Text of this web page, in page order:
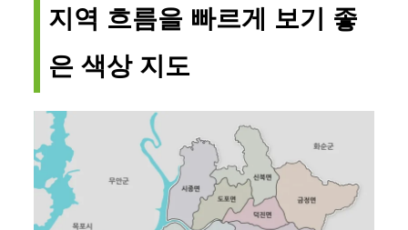
지역 흐름을 빠르게 보기 좋
은 색상 지도